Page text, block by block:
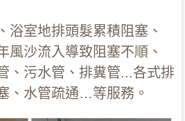
浴室地排頭髮累積阻塞、
風沙流入導致阻塞不順、
、污水管、排糞管...各式排
、水管疏通…等服務。